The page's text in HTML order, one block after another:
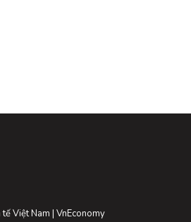
Việt Nam | VnEconomy